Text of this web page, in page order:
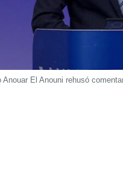
Anouar El Anouni rehusó